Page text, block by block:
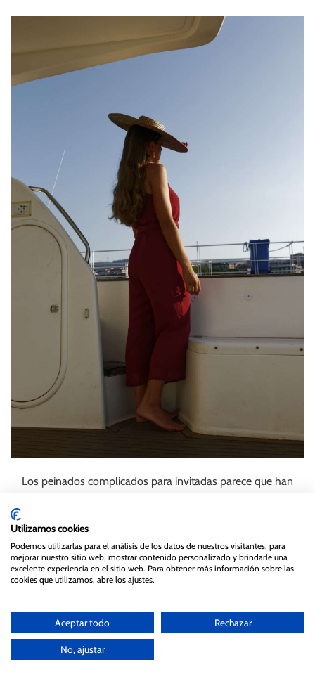
Los peinados complicados para invitadas parece que han
frescos como las melenas sueltas y las coletas con un twist (
utilizamos las extensiones de cabello natural de
Extensionmania)
Utilizamos cookies
Podemos utilizarlas para el análisis de los datos de nuestros visitantes, para
mejorar nuestro sitio web, mostrar contenido personalizado y brindarle una
excelente experiencia en el sitio web. Para obtener más información sobre las
cookies que utilizamos, abre los ajustes.
Aceptar todo Rechazar
No, ajustar